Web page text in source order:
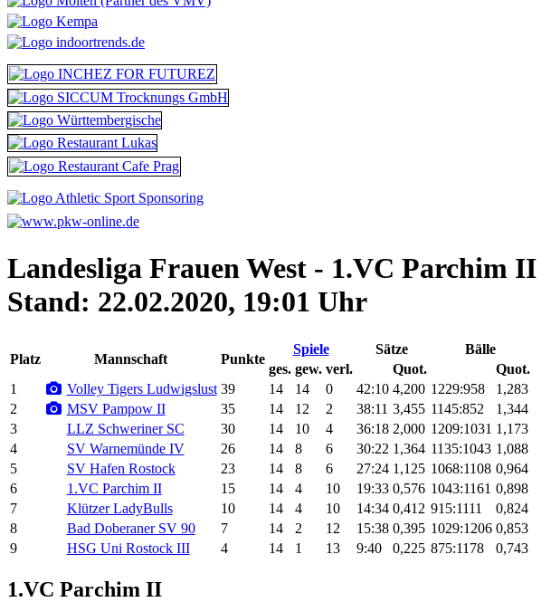
Landesliga Frauen West - 1.VC Parchim II
Stand: 22.02.2020, 19:01 Uhr
Platz Mannschaft Punkte
Spiele Sätze
Bälle
ges. gew. verl. Quot.
Quot.
1
Volley Tigers Ludwigslust 39 14 14 0 42:10 4,200 1229:958
1,283
2
MSV Pampow II 35 14 12 2 38:11 3,455 1145:852
1,344
3
LLZ Schweriner SC 30 14 10 4 36:18 2,000 1209:1031 1,173
4
SV Warnemünde IV 26 14 8 6 30:22 1,364 1135:1043 1,088
5
SV Hafen Rostock 23 14 8 6 27:24 1,125 1068:1108 0,964
6
1.VC Parchim II 15 14 4 10 19:33 0,576 1043:1161 0,898
7
Klützer LadyBulls 10 14 4 10 14:34 0,412 915:1111
0,824
8
Bad Doberaner SV 90 7 14 2 12 15:38 0,395 1029:1206 0,853
9
HSG Uni Rostock III 4 14 1 13 9:40 0,225 875:1178 0,743
1.VC Parchim II